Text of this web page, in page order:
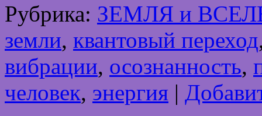
Рубрика: ЗЕМЛЯ и
земли, квантовый переход
вибрации, осознанность,
человек, энергия |